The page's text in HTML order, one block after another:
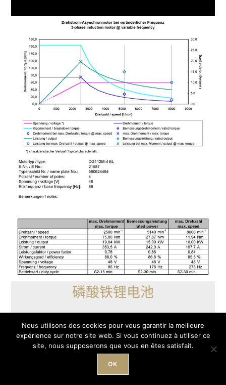
磷酸铁锂电池
与 DEVINCI 联合制造，该电池可以满足底盘空
间非常有限这一极其苛刻的规格要求。
实际上，安全性和可靠性方面的细节都有被考虑
Nous utilisons des cookies pour vous garantir la meilleure
expérience sur notre site web. Si vous continuez à utiliser ce
site, nous supposerons que vous en êtes satisfait.
OK